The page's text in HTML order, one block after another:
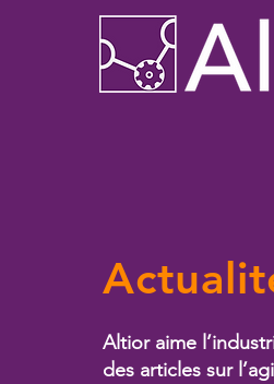
Altior aime
des articles sur